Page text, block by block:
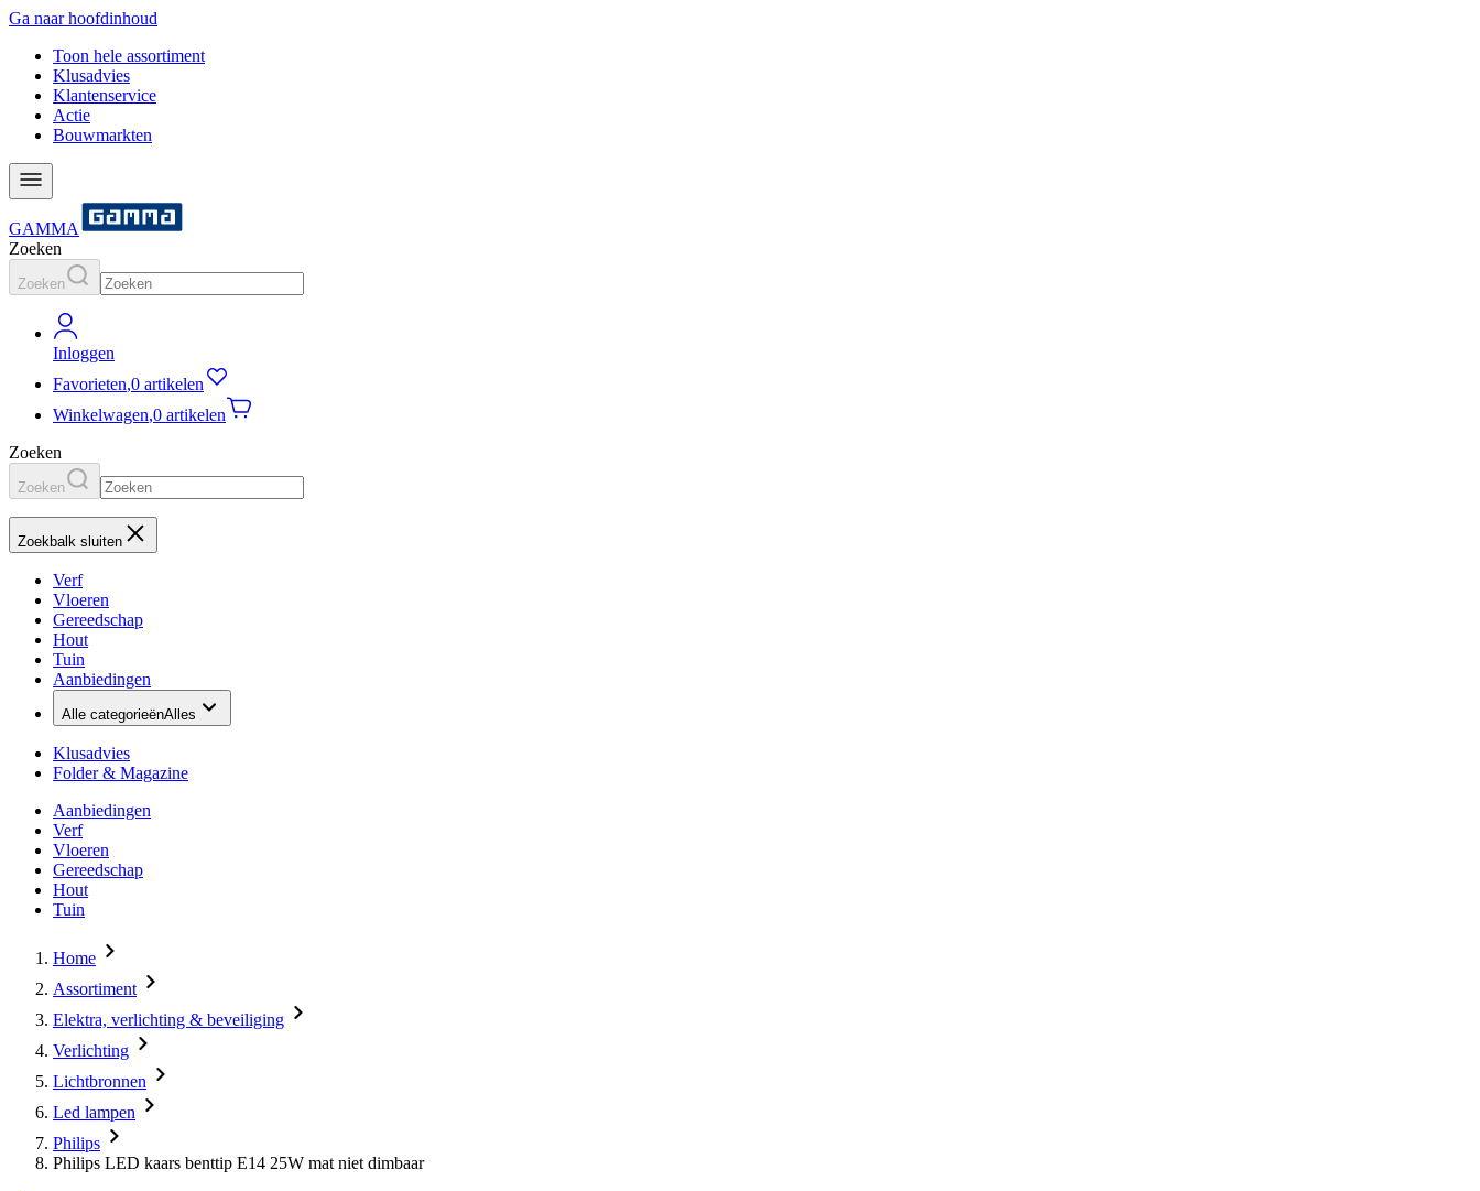
Ga naar hoofdinhoud
Toon hele assortiment
Klusadvies
Klantenservice
Actie
Bouwmarkten
GAMMA
Zoeken
Zoeken
Inloggen
Favorieten,0 artikelen
Winkelwagen,0 artikelen
Zoeken
Zoeken
Zoekbalk sluiten
Verf
Vloeren
Gereedschap
Hout
Tuin
Aanbiedingen
Alle categorieënAlles
Klusadvies
Folder & Magazine
Aanbiedingen
Verf
Vloeren
Gereedschap
Hout
Tuin
Home
Assortiment
Elektra, verlichting & beveiliging
Verlichting
Lichtbronnen
Led lampen
Philips
Philips LED kaars benttip E14 25W mat niet dimbaar